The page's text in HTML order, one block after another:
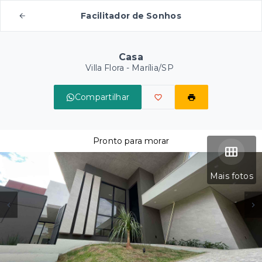
Facilitador de Sonhos
Casa
Villa Flora - Marília/SP
Compartilhar
Mais fotos
Pronto para morar